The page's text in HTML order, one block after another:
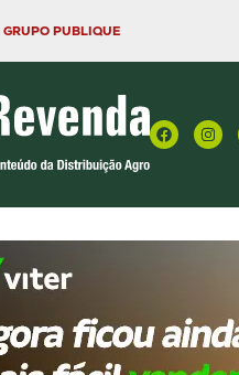
GRUPO PUBLIQUE